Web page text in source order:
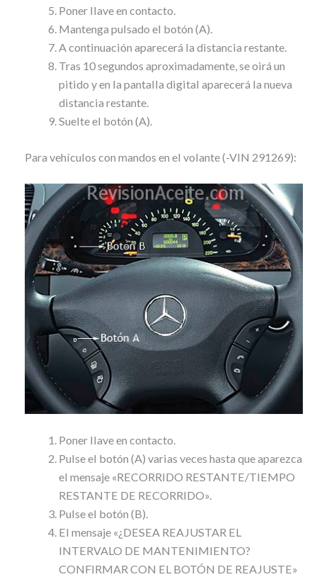
Poner llave en contacto.
Mantenga pulsado el botón (A).
A continuación aparecerá la distancia restante.
Tras 10 segundos aproximadamente, se oirá un
pitido y en la pantalla digital aparecerá la nueva
distancia restante.
Suelte el botón (A).
Para vehículos con mandos en el volante (-VIN 291269):
Poner llave en contacto.
Pulse el botón (A) varias veces hasta que aparezca
el mensaje «RECORRIDO RESTANTE/TIEMPO
RESTANTE DE RECORRIDO».
Pulse el botón (B).
El mensaje «¿DESEA REAJUSTAR EL
INTERVALO DE MANTENIMIENTO?
CONFIRMAR CON EL BOTÓN DE REAJUSTE»